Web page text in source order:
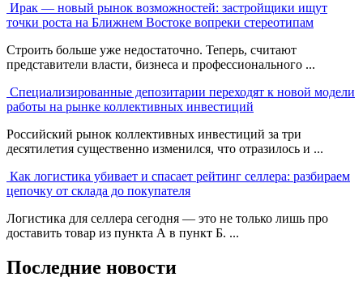
Ирак — новый рынок возможностей: застройщики ищут
точки роста на Ближнем Востоке вопреки стереотипам
Строить больше уже недостаточно. Теперь, считают
представители власти, бизнеса и профессионального ...
Специализированные депозитарии переходят к новой модели
работы на рынке коллективных инвестиций
Российский рынок коллективных инвестиций за три
десятилетия существенно изменился, что отразилось и ...
Как логистика убивает и спасает рейтинг селлера: разбираем
цепочку от склада до покупателя
Логистика для селлера сегодня — это не только лишь про
доставить товар из пункта А в пункт Б. ...
Последние новости